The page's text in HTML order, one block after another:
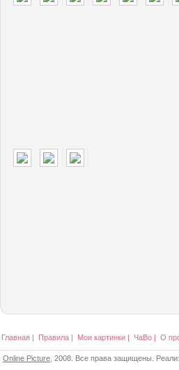
Главная | Правила | Мои картинки | ЧаВо | О
Online Picture , 2008. Все права защищены.